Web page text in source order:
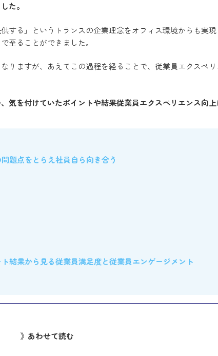
た。
する」というトランスの企業理念をオフィス環境からも実
至ることができました。
りますが、あえてこの過程を経ることで、従業員エクスペ
気を付けていたポイントや結果従業員エクスペリエンス向
題点をとらえ社員自ら向き合う
結果から見る従業員満足度と従業員エンゲージメント
》あわせて読む